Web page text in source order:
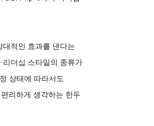
대적인 효과를 낸다는
리더십 스타일의 종류가
상태에 따라서도
리하게 생각하는 한두